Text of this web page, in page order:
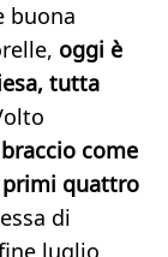
buona
oggi è
tutta
come
primi quattro
di
luglio,